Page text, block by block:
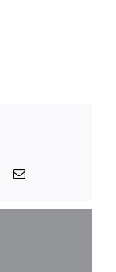
Pinterest
E-